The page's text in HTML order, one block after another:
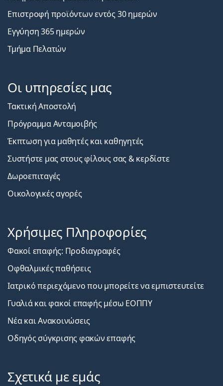
Επιστροφή προϊόντων εντός 30 ημερών
Εγγύηση 365 ημερών
Τμήμα Πελατών
Οι υπηρεσίες μας
Τακτική Αποστολή
Πρόγραμμα Ανταμοιβής
Έκπτωση για μαθητές και καθηγητές
Συστήστε μας στους φίλους σας & κερδίστε
Δωροεπιταγές
Οικολογικές αγορές
Χρήσιμες Πληροφορίες
Φακοί επαφής: Προδιαγραφές
Οφθαλμικές παθήσεις
Ιατρικό περιεχόμενο που μπορείτε να εμπιστευτείτε
Γυαλιά και φακοί επαφής μέσω ΕΟΠΠΥ
Νέα και Ανακοινώσεις
Οδηγός σύγκρισης φακών επαφής
Σχετικά με εμάς